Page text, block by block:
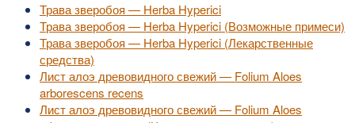
Трава зверобоя — Herba Hyperici
Трава зверобоя — Herba Hyperici (Возможные примеси)
Трава зверобоя — Herba Hyperici (Лекарственные
средства)
Лист алоэ древовидного свежий — Folium Aloes
arborescens recens
Лист алоэ древовидного свежий — Folium Aloes